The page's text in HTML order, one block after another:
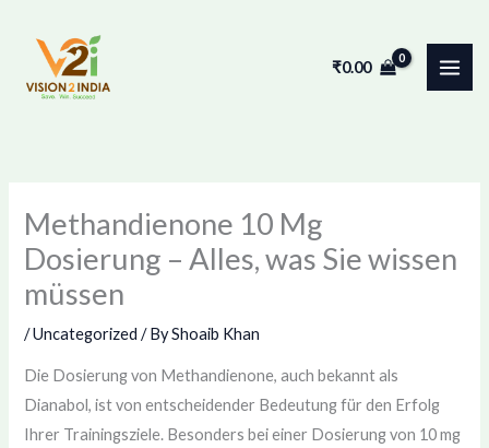
content
₹0.00
Methandienone 10 Mg
Dosierung – Alles, was Sie wissen
müssen
/Uncategorized / ByShoaib Khan
Die Dosierung von Methandienone, auch bekannt als
Dianabol, ist von entscheidender Bedeutung für den Erfolg
Ihrer Trainingsziele. Besonders bei einer Dosierung von 10 mg